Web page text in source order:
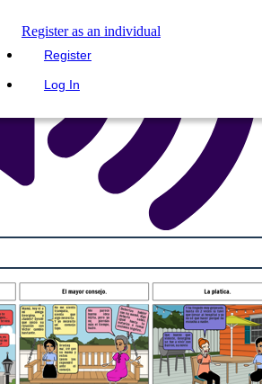
Register as an individual
Register
Log In